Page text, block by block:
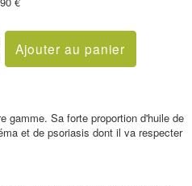
gamme. Sa forte proportion d'huile de
et de psoriasis dont il va respecter